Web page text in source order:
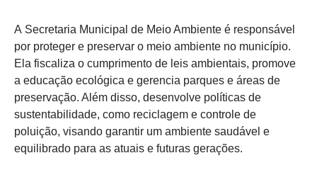
A Secretaria Municipal de Meio Ambiente é responsável
por proteger e preservar o meio ambiente no município.
Ela fiscaliza o cumprimento de leis ambientais, promove
a educação ecológica e gerencia parques e áreas de
preservação. Além disso, desenvolve políticas de
sustentabilidade, como reciclagem e controle de
poluição, visando garantir um ambiente saudável e
equilibrado para as atuais e futuras gerações.